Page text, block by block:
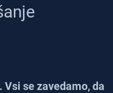
se zavedamo, da